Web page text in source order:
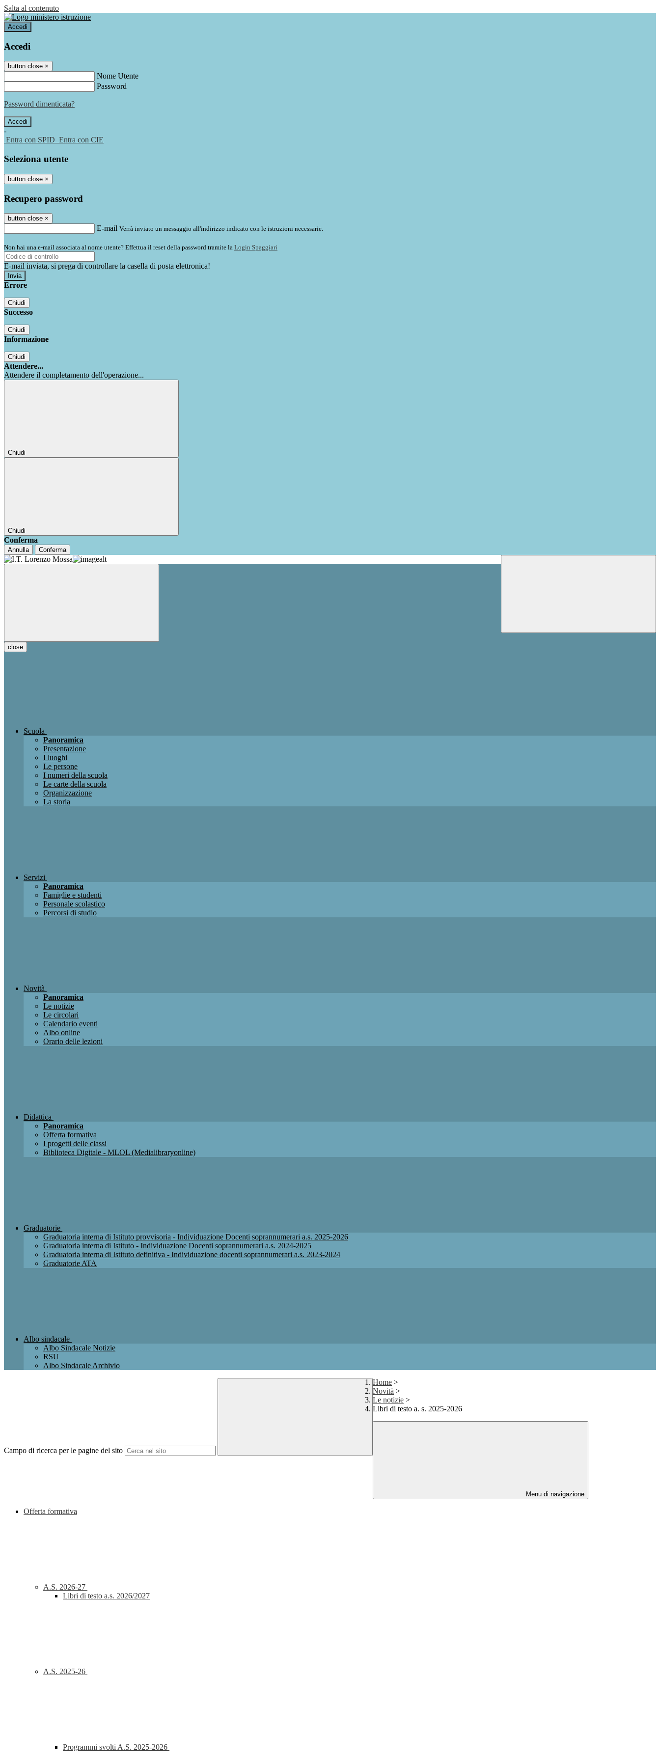
Salta al contenuto
Accedi
Accedi
button close ×
Nome Utente
Password
Password dimenticata?
-
Entra con SPID Entra con CIE
Seleziona utente
button close ×
Recupero password
button close ×
E-mail Verrà inviato un messaggio all'indirizzo indicato con le istruzioni necessarie.
Non hai una e-mail associata al nome utente? Effettua il reset della password tramite la Login Spaggiari
E-mail inviata, si prega di controllare la casella di posta elettronica!
Errore
Chiudi
Successo
Chiudi
Informazione
Chiudi
Attendere...
Attendere il completamento dell'operazione...
Chiudi
Chiudi
Conferma
Annulla Conferma
close
Scuola
Panoramica
Presentazione
I luoghi
Le persone
I numeri della scuola
Le carte della scuola
Organizzazione
La storia
Servizi
Panoramica
Famiglie e studenti
Personale scolastico
Percorsi di studio
Novità
Panoramica
Le notizie
Le circolari
Calendario eventi
Albo online
Orario delle lezioni
Didattica
Panoramica
Offerta formativa
I progetti delle classi
Biblioteca Digitale - MLOL (Medialibraryonline)
Graduatorie
Graduatoria interna di Istituto provvisoria - Individuazione Docenti soprannumerari a.s. 2025-2026
Graduatoria interna di Istituto - Individuazione Docenti soprannumerari a.s. 2024-2025
Graduatoria interna di Istituto definitiva - Individuazione docenti soprannumerari a.s. 2023-2024
Graduatorie ATA
Albo sindacale
Albo Sindacale Notizie
RSU
Albo Sindacale Archivio
Campo di ricerca per le pagine del sito
Home >
Novità >
Le notizie >
Libri di testo a. s. 2025-2026
Menu di navigazione
Offerta formativa
A.S. 2026-27
Libri di testo a.s. 2026/2027
A.S. 2025-26
Programmi svolti A.S. 2025-2026